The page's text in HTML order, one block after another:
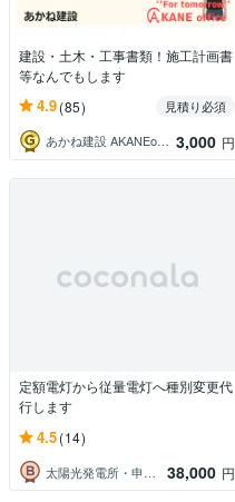
建設・土木・工事書類！施工計画書
等なんでもします
4.9(85)
見積り必須
あかね建設 AKANEoffice 3,000 円
定額電灯から従量電灯へ種別変更代
行します
4.5(14)
太陽光発電所・申請から工事まで全てお任せ 38,000 円